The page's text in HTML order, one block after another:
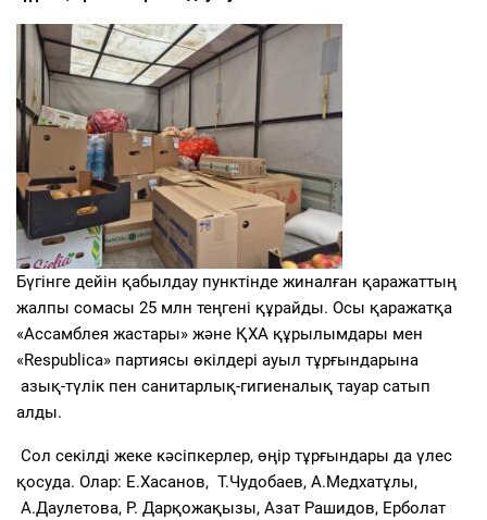
Бүгінге дейін қабылдау пунктінде жиналған қаражаттың
жалпы сомасы 25 млн теңгені құрайды. Осы қаражатқа
«Ассамблея жастары» және ҚХА құрылымдары мен
«Respublica» партиясы өкілдері ауыл тұрғындарына
азық-түлік пен санитарлық-гигиеналық тауар сатып
алды.
Сол секілді жеке кәсіпкерлер, өңір тұрғындары да үлес
қосуда. Олар: Е.Хасанов, Т.Чудобаев, А.Медхатұлы,
А.Даулетова, Р. Дарқожақызы, Азат Рашидов, Ерболат